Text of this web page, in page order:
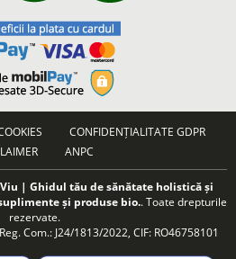
CONFIDENȚIALITATE GDPR
ANPC
| Ghidul tău de sănătate holistică și
și produse bio.. Toate drepturile
rezervate.
Com.: J24/1813/2022, CIF: RO46758101